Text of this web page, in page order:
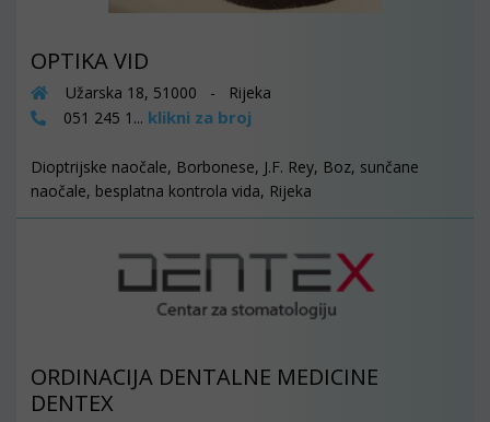
OPTIKA VID
Užarska 18, 51000 - Rijeka
051 245 1... klikni za broj
Dioptrijske naočale, Borbonese, J.F. Rey, Boz, sunčane
naočale, besplatna kontrola vida, Rijeka
ORDINACIJA DENTALNE MEDICINE
DENTEX